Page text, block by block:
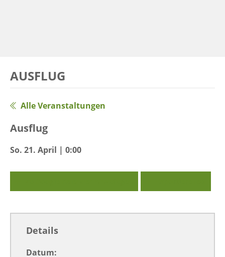
AUSFLUG
Alle Veranstaltungen
Ausflug
So. 21. April | 0:00
Details
Datum: